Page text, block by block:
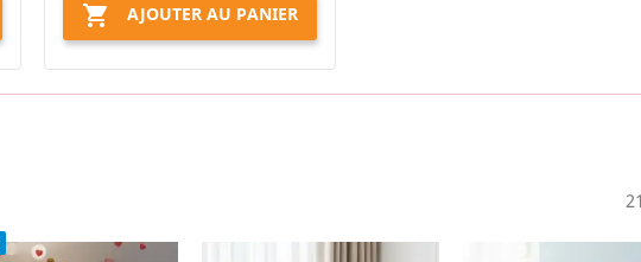
 AJOUTER AU PANIER